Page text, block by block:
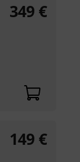
349 €
149 €